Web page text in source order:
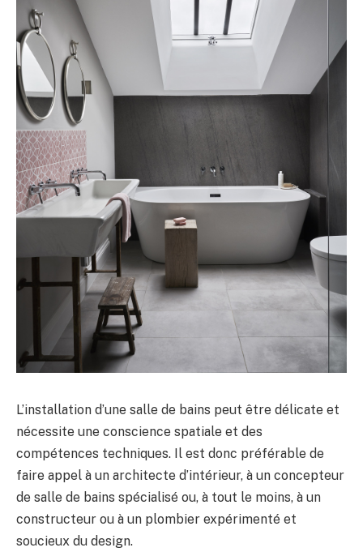
L’installation d’une salle de bains peut être délicate et
nécessite une conscience spatiale et des
compétences techniques. Il est donc préférable de
faire appel à un architecte d’intérieur, à un concepteur
de salle de bains spécialisé ou, à tout le moins, à un
constructeur ou à un plombier expérimenté et
soucieux du design.